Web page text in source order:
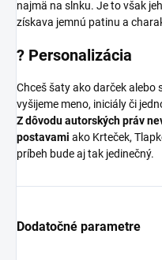
najmä na slnku. Je to však
získava jemnú patinu a
? Personalizácia
Chceš šaty ako darček alebo
vyšijeme meno, iniciály či
Z dôvodu autorských práv
postavami ako Krteček,
príbeh bude aj tak jedinečný.
Dodatočné parametre